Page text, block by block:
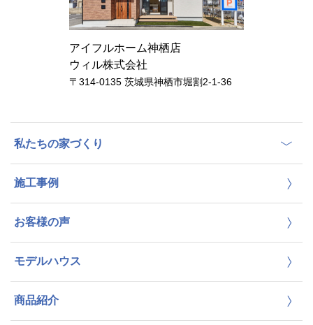
アイフルホーム神栖店
ウィル株式会社
〒314-0135 茨城県神栖市堀割2-1-36
私たちの家づくり
施工事例
お客様の声
モデルハウス
商品紹介